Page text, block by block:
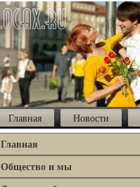
Главная Новости
Главная
Общество и мы